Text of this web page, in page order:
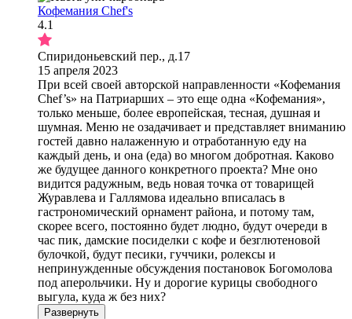
Кофемания Chef's
4.1
Спиридоньевский пер., д.17
15 апреля 2023
При всей своей авторской направленности «Кофемания
Chef’s» на Патриарших – это еще одна «Кофемания»,
только меньше, более европейская, тесная, душная и
шумная. Меню не озадачивает и представляет вниманию
гостей давно налаженную и отработанную еду на
каждый день, и она (еда) во многом добротная. Каково
же будущее данного конкретного проекта? Мне оно
видится радужным, ведь новая точка от товарищей
Журавлева и Галлямова идеально вписалась в
гастрономический орнамент района, и потому там,
скорее всего, постоянно будет людно, будут очереди в
час пик, дамские посиделки с кофе и безглютеновой
булочкой, будут песики, гуччики, ролексы и
непринужденные обсуждения постановок Богомолова
под аперольчики. Ну и дорогие курицы свободного
выгула, куда ж без них?
Развернуть